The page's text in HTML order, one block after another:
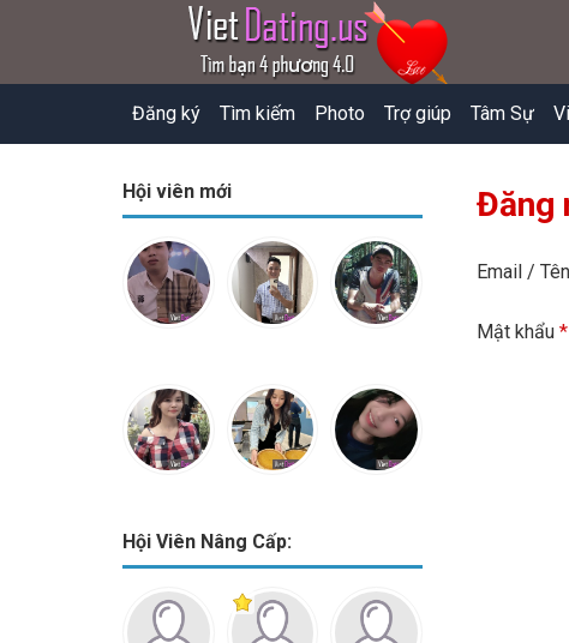
Đăng ký Tìm kiếm Photo Trợ giúp Tâm Sự
Hội viên mới
Hội Viên Nâng Cấp:
Đăng
Email /
Mật khẩu *